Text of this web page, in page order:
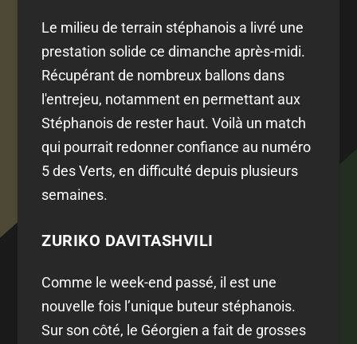
Le milieu de terrain stéphanois a livré une
prestation solide ce dimanche après-midi.
Récupérant de nombreux ballons dans
l'entrejeu, notamment en permettant aux
Stéphanois de rester haut. Voilà un match
qui pourrait redonner confiance au numéro
5 des Verts, en difficulté depuis plusieurs
semaines.
ZURIKO DAVITASHVILI
Comme le week-end passé, il est une
nouvelle fois l’unique buteur stéphanois.
Sur son côté, le Géorgien a fait de grosses